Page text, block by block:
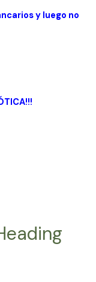
y luego no